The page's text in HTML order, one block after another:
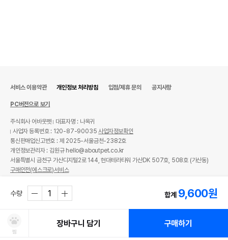
수량 합계 9,600원
찜
장바구니 담기 구매하기
서비스 이용약관 개인정보 처리방침 입점/제휴 문의 공지사항
PC버전으로 보기
주식회사 어바웃펫
대표자명 : 나옥귀
사업자 등록번호 : 120-87-90035사업자정보확인
통신판매업신고번호 : 제 2025-서울금천-2382호
개인정보관리자 : 김원규 hello@aboutpet.co.kr
서울특별시 금천구 가산디지털2로 144, 현대테라타워 가산DK 507호, 508호 (가산동)
구매안전(에스크로)서비스